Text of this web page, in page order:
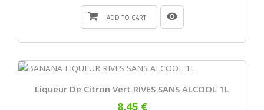
ADD TO CART
Liqueur De Citron Vert RIVES SANS ALCOOL 1L
8,45 €